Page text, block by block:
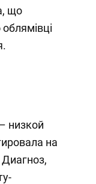
що
низкой
на